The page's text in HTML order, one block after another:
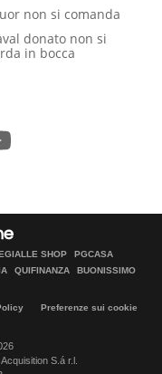
non si comanda
donato non si
in bocca
SHOP
PGCASA
QUIFINANZA
BUONISSIMO
Preferenze sui cookie
S.á r.l.